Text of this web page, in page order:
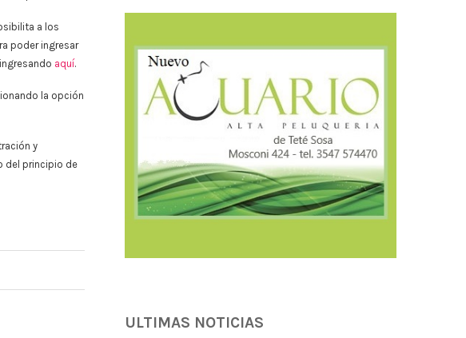
a los
poder ingresar
aquí.
la opción
y
del principio de
ULTIMAS NOTICIAS